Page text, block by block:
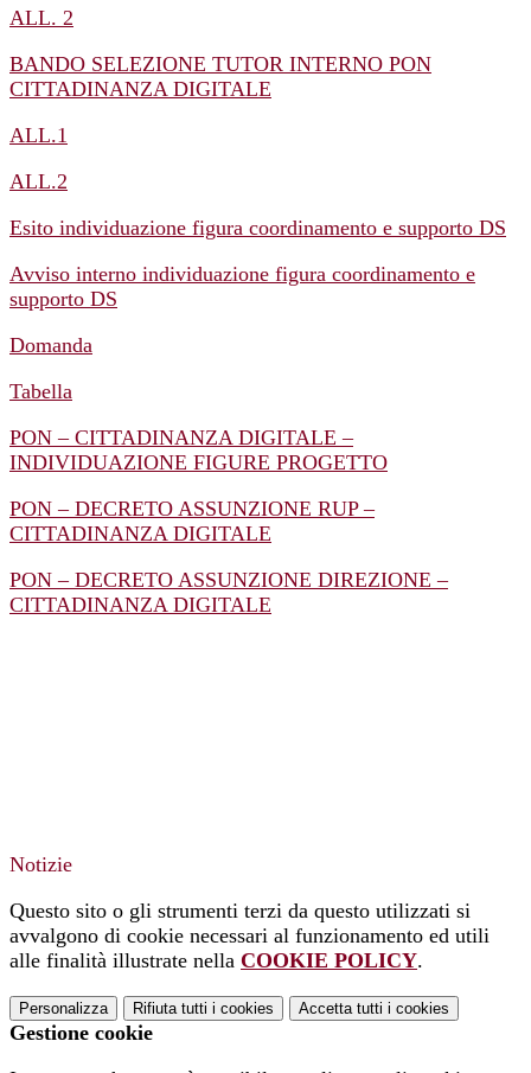
ALL. 2
BANDO SELEZIONE TUTOR INTERNO PON
CITTADINANZA DIGITALE
ALL.1
ALL.2
Esito individuazione figura coordinamento e supporto DS
Avviso interno individuazione figura coordinamento e
supporto DS
Domanda
Tabella
PON – CITTADINANZA DIGITALE –
INDIVIDUAZIONE FIGURE PROGETTO
PON – DECRETO ASSUNZIONE RUP –
CITTADINANZA DIGITALE
PON – DECRETO ASSUNZIONE DIREZIONE –
CITTADINANZA DIGITALE
Notizie
Questo sito o gli strumenti terzi da questo utilizzati si
avvalgono di cookie necessari al funzionamento ed utili
alle finalità illustrate nella COOKIE POLICY.
Personalizza Rifiuta tutti i cookies Accetta tutti i cookies
Gestione cookie